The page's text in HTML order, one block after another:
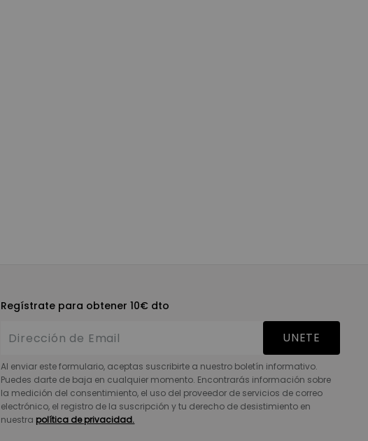
Regístrate para obtener 10€ dto
UNETE
Al enviar este formulario, aceptas suscribirte a nuestro boletín informativo.
Puedes darte de baja en cualquier momento. Encontrarás información sobre
la medición del consentimiento, el uso del proveedor de servicios de correo
electrónico, el registro de la suscripción y tu derecho de desistimiento en
nuestra política de privacidad.